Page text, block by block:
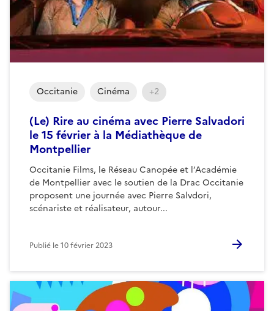
(Le) Rire au cinéma avec Pierre Salvadori
le 15 février à la Médiathèque de
Montpellier
Occitanie Films, le Réseau Canopée et l’Académie
de Montpellier avec le soutien de la Drac Occitanie
proposent une journée avec Pierre Salvdori,
scénariste et réalisateur, autour...
Occitanie Cinéma +2
Publié le10 février 2023